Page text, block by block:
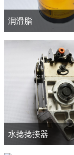
润滑脂
水捻捻接器